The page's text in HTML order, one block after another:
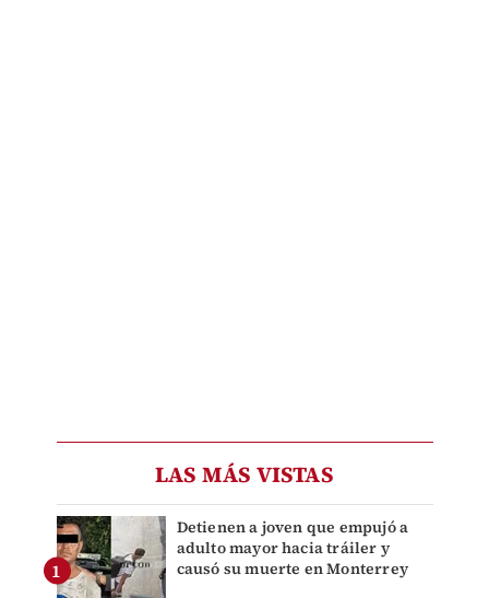
LAS MÁS VISTAS
Detienen a joven que empujó a
adulto mayor hacia tráiler y
causó su muerte en Monterrey